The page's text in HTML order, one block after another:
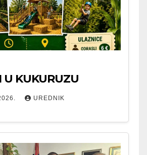
U KUKURUZU
UREDNIK